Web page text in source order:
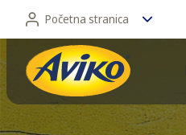
Početna stranica
Početna stranica
Retail